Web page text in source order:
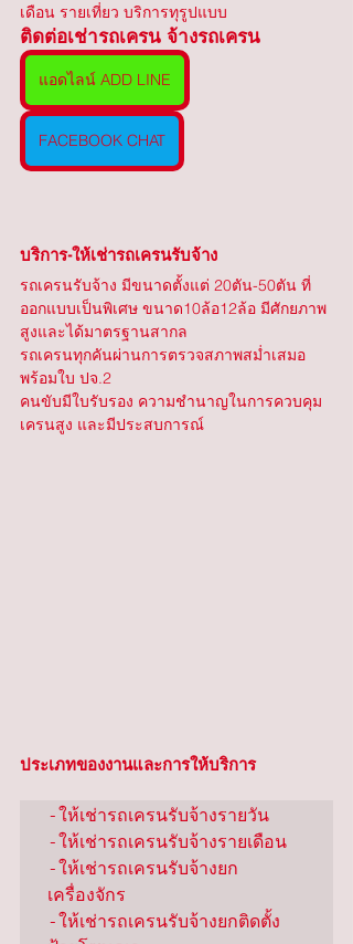
เดือน รายเที่ยว บริการทุรูปแบบ
ติดต่อเช่ารถเครน จ้างรถเครน
แอดไลน์ ADD LINE
FACEBOOK CHAT
บริการ-ให้เช่ารถเครนรับจ้าง
รถเครนรับจ้าง มีขนาดตั้งแต่ 20ตัน-50ตัน ที่
ออกแบบเป็นพิเศษ ขนาด10ล้อ12ล้อ มีศักยภาพ
สูงและได้มาตรฐานสากล
รถเครนทุกคันผ่านการตรวจสภาพสม่ำเสมอ
พร้อมใบ ปจ.2
คนขับมีใบรับรอง ความชำนาญในการควบคุม
เครนสูง และมีประสบการณ์
ประเภทของงานและการให้บริการ
-ให้เช่ารถเครนรับจ้างรายวัน
-ให้เช่ารถเครนรับจ้างรายเดือน
-ให้เช่ารถเครนรับจ้างยก
เครื่องจักร
-ให้เช่ารถเครนรับจ้างยกติดตั้ง